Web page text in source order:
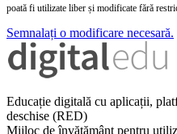
poată fi utilizate liber și modificate fără
Semnalați o modificare necesară.
Educație digitală cu aplicații,
deschise (RED)
Mijloc de învățământ pentru